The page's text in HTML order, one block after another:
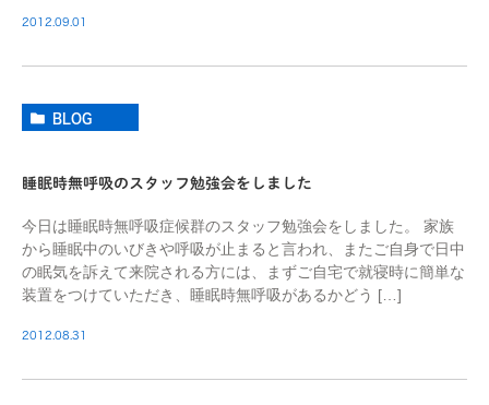
2012.09.01
BLOG
睡眠時無呼吸のスタッフ勉強会をしました
今日は睡眠時無呼吸症候群のスタッフ勉強会をしました。 家族
から睡眠中のいびきや呼吸が止まると言われ、またご自身で日中
の眠気を訴えて来院される方には、まずご自宅で就寝時に簡単な
装置をつけていただき、睡眠時無呼吸があるかどう […]
2012.08.31